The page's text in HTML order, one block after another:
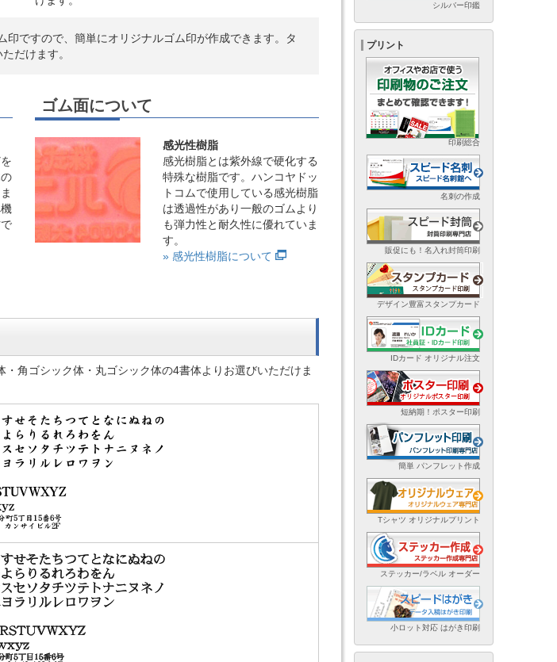
ですので、簡単にオリジナルゴム印が作成できます。タ
だけます。
ゴム面について
感光性樹脂
感光樹脂とは紫外線で硬化する
特殊な樹脂です。ハンコヤドッ
トコムで使用している感光樹脂
は透過性があり一般のゴムより
も弾力性と耐久性に優れていま
す。
» 感光性樹脂について
角ゴシック体・丸ゴシック体の4書体よりお選びいただけま
シルバー印鑑
プリント
印刷総合
名刺の作成
販促にも！名入れ封筒印刷
デザイン豊富スタンプカード
IDカード オリジナル注文
短納期！ポスター印刷
簡単 パンフレット作成
Tシャツ オリジナルプリント
ステッカー/ラベル オーダー
小ロット対応 はがき印刷